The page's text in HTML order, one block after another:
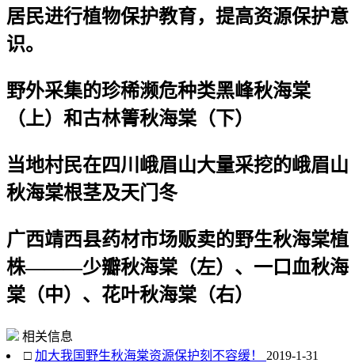
居民进行植物保护教育，提高资源保护意
识。
野外采集的珍稀濒危种类黑峰秋海棠
（上）和古林箐秋海棠（下）
当地村民在四川峨眉山大量采挖的峨眉山
秋海棠根茎及天门冬
广西靖西县药材市场贩卖的野生秋海棠植
株———少瓣秋海棠（左）、一口血秋海
棠（中）、花叶秋海棠（右）
相关信息
□ 加大我国野生秋海棠资源保护刻不容缓！ 2019-1-31